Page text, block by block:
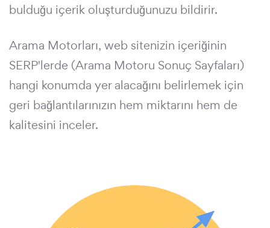
bulduğu içerik oluşturduğunuzu bildirir.
Arama Motorları, web sitenizin içeriğinin
SERP'lerde (Arama Motoru Sonuç Sayfaları)
hangi konumda yer alacağını belirlemek için
geri bağlantılarınızın hem miktarını hem de
kalitesini inceler.